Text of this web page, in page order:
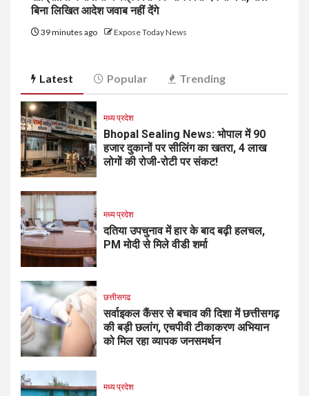
बिना लिखित आदेश जवाब नहीं देंगे
39 minutes ago Expose Today News
Latest Popular Trending
मध्य प्रदेश
Bhopal Sealing News: भोपाल में 90
हजार दुकानों पर सीलिंग का खतरा, 4 लाख
लोगों की रोजी-रोटी पर संकट!
मध्य प्रदेश
दतिया उपचुनाव में हार के बाद बढ़ी हलचल,
PM मोदी से मिले वीडी शर्मा
छत्तीसगढ
सर्वाइकल कैंसर से बचाव की दिशा में छत्तीसगढ़
की बड़ी छलांग, एचपीवी टीकाकरण अभियान
को मिल रहा व्यापक जनसमर्थन
मध्य प्रदेश